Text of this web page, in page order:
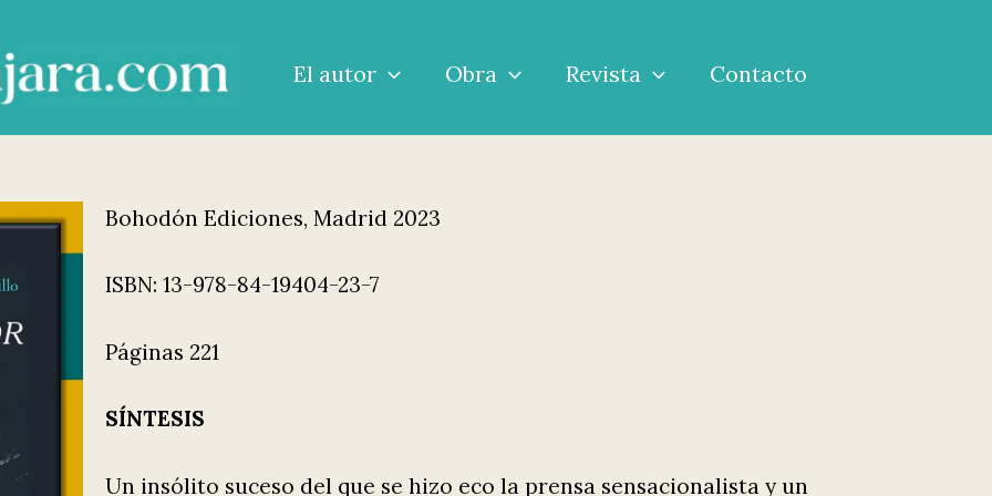
El autor Obra Revista Contacto
Bohodón Ediciones, Madrid 2023
ISBN: 13-978-84-19404-23-7
Páginas 221
SÍNTESIS
Un insólito suceso del que se hizo eco la prensa sensacionalista y un